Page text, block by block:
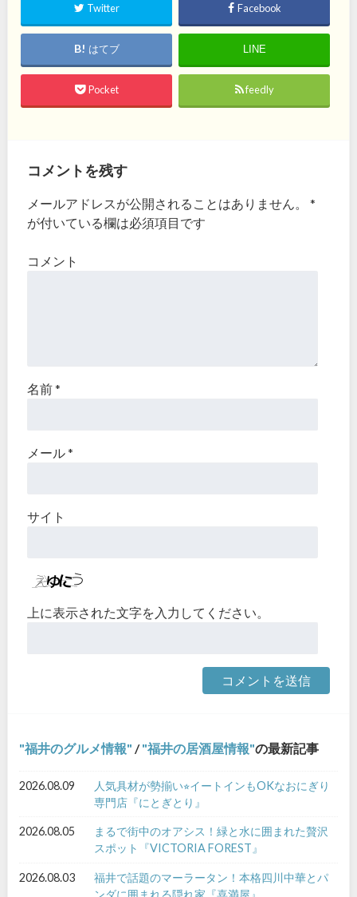
Twitter Facebook
はてブ LINE
Pocket feedly
コメントを残す
メールアドレスが公開されることはありません。
*
が付いている欄は必須項目です
コメント
名前*
メール*
サイト
上に表示された文字を入力してください。
福井のグルメ情報 / 福井の居酒屋情報 の最新記事
2026.08.09
人気具材が勢揃い⭐︎イートインもOKなおにぎり
専門店『にとぎとり』
2026.08.05
まるで街中のオアシス！緑と水に囲まれた贅沢
スポット『VICTORIA FOREST』
2026.08.03
福井で話題のマーラータン！本格四川中華とパ
ンダに囲まれる隠れ家『喜満屋』